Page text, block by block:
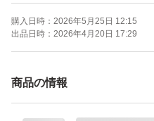
妙にブレンドし、クリーミ
っとりとしたカステラで挟
上愛される看板商品。
購入日時： 2026年5月25日 12:15
出品日時： 2026年4月20日 17:29
商品の情報